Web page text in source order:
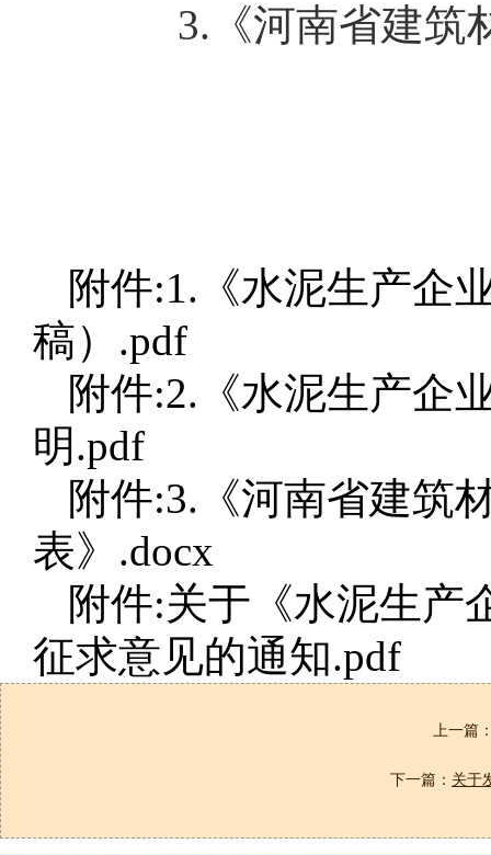
3.《河南省建筑材
附件:1.《水泥生产企
稿）.pdf
附件:2.《水泥生产企
明.pdf
附件:3.《河南省建筑
表》.docx
附件:关于《水泥生产
征求意见的通知.pdf
上一篇
下一篇： 关于